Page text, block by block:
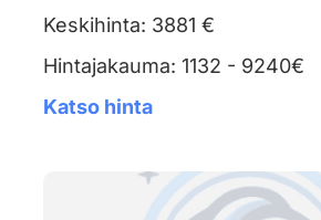
Keskihinta: 3881 €
Hintajakauma: 1132 - 9240€
Katso hinta